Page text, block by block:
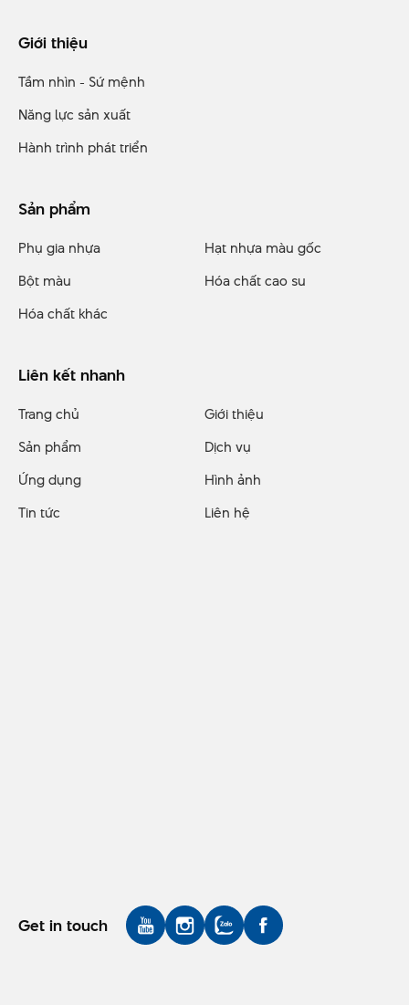
Giới thiệu
Tầm nhìn - Sứ mệnh
Năng lực sản xuất
Hành trình phát triển
Sản phẩm
Phụ gia nhựa
Hạt nhựa màu gốc
Bột màu
Hóa chất cao su
Hóa chất khác
Liên kết nhanh
Trang chủ
Giới thiệu
Sản phẩm
Dịch vụ
Ứng dụng
Hình ảnh
Tin tức
Liên hệ
Get in touch